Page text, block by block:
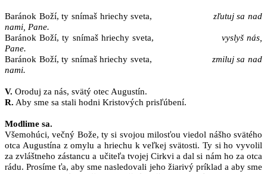
Baránok Boží, ty snímaš hriechy sveta, zľutuj sa nad
nami, Pane.
Baránok Boží, ty snímaš hriechy sveta, vyslyš nás,
Pane.
Baránok Boží, ty snímaš hriechy sveta, zmiluj sa nad
nami.
V. Oroduj za nás, svätý otec Augustín.
R. Aby sme sa stali hodni Kristových prisľúbení.
Modlime sa.
Všemohúci, večný Bože, ty si svojou milosťou viedol nášho svätého
otca Augustína z omylu a hriechu k veľkej svätosti. Ty si ho vyvolil
za zvláštneho zástancu a učiteľa tvojej Cirkvi a dal si nám ho za otca
rádu. Prosíme ťa, aby sme nasledovali jeho žiarivý príklad a aby sme